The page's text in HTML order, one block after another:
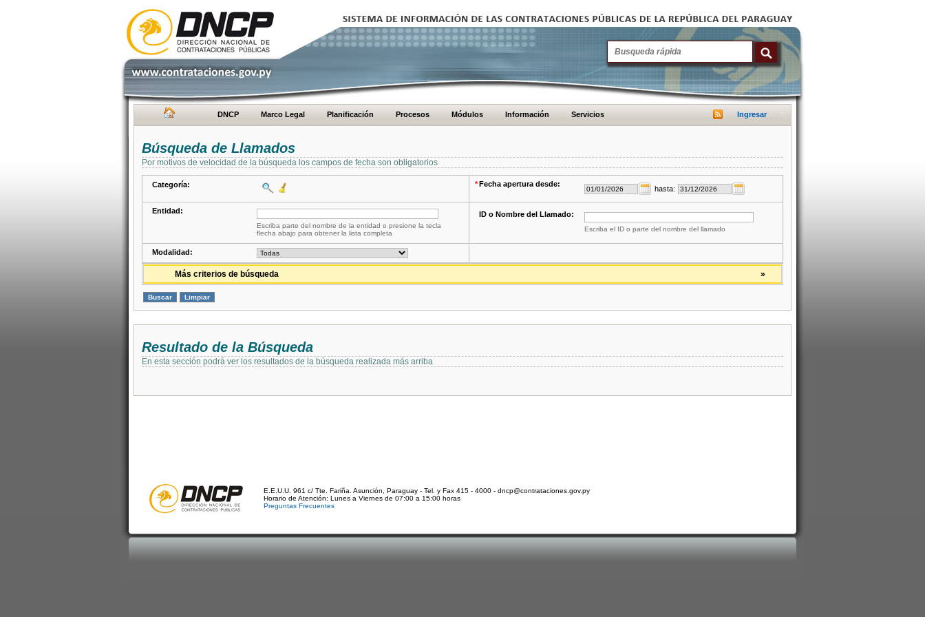
DNCP Marco Legal Planificación Procesos Módulos Información Servicios Ingresar
Búsqueda de Llamados
Por motivos de velocidad de la búsqueda los campos de fecha son obligatorios
Categoría: *Fecha apertura desde:
hasta:
Entidad:
Escriba parte del nombre de la entidad o presione la tecla
flecha abajo para obtener la lista completa
ID o Nombre del Llamado:
Escriba el ID o parte del nombre del llamado
Modalidad:
»
Más criterios de búsqueda
Resultado de la Búsqueda
En esta sección podrá ver los resultados de la búsqueda realizada más arriba
E.E.U.U. 961 c/ Tte. Fariña. Asunción, Paraguay - Tel. y Fax 415 - 4000 - dncp@contrataciones.gov.py
Horario de Atención: Lunes a Viernes de 07:00 a 15:00 horas
Preguntas Frecuentes